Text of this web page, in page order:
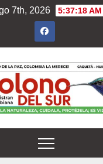
7th, 2026 5:37:20 AM